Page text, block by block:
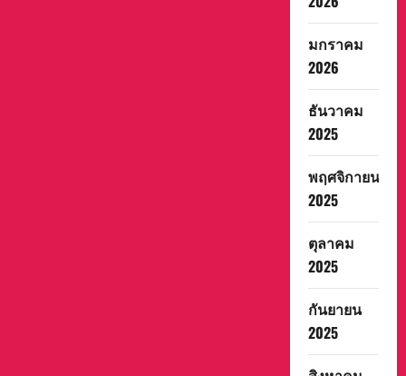
มกราคม
2026
ธันวาคม
2025
พฤศจิกายน
2025
ตุลาคม
2025
กันยายน
2025